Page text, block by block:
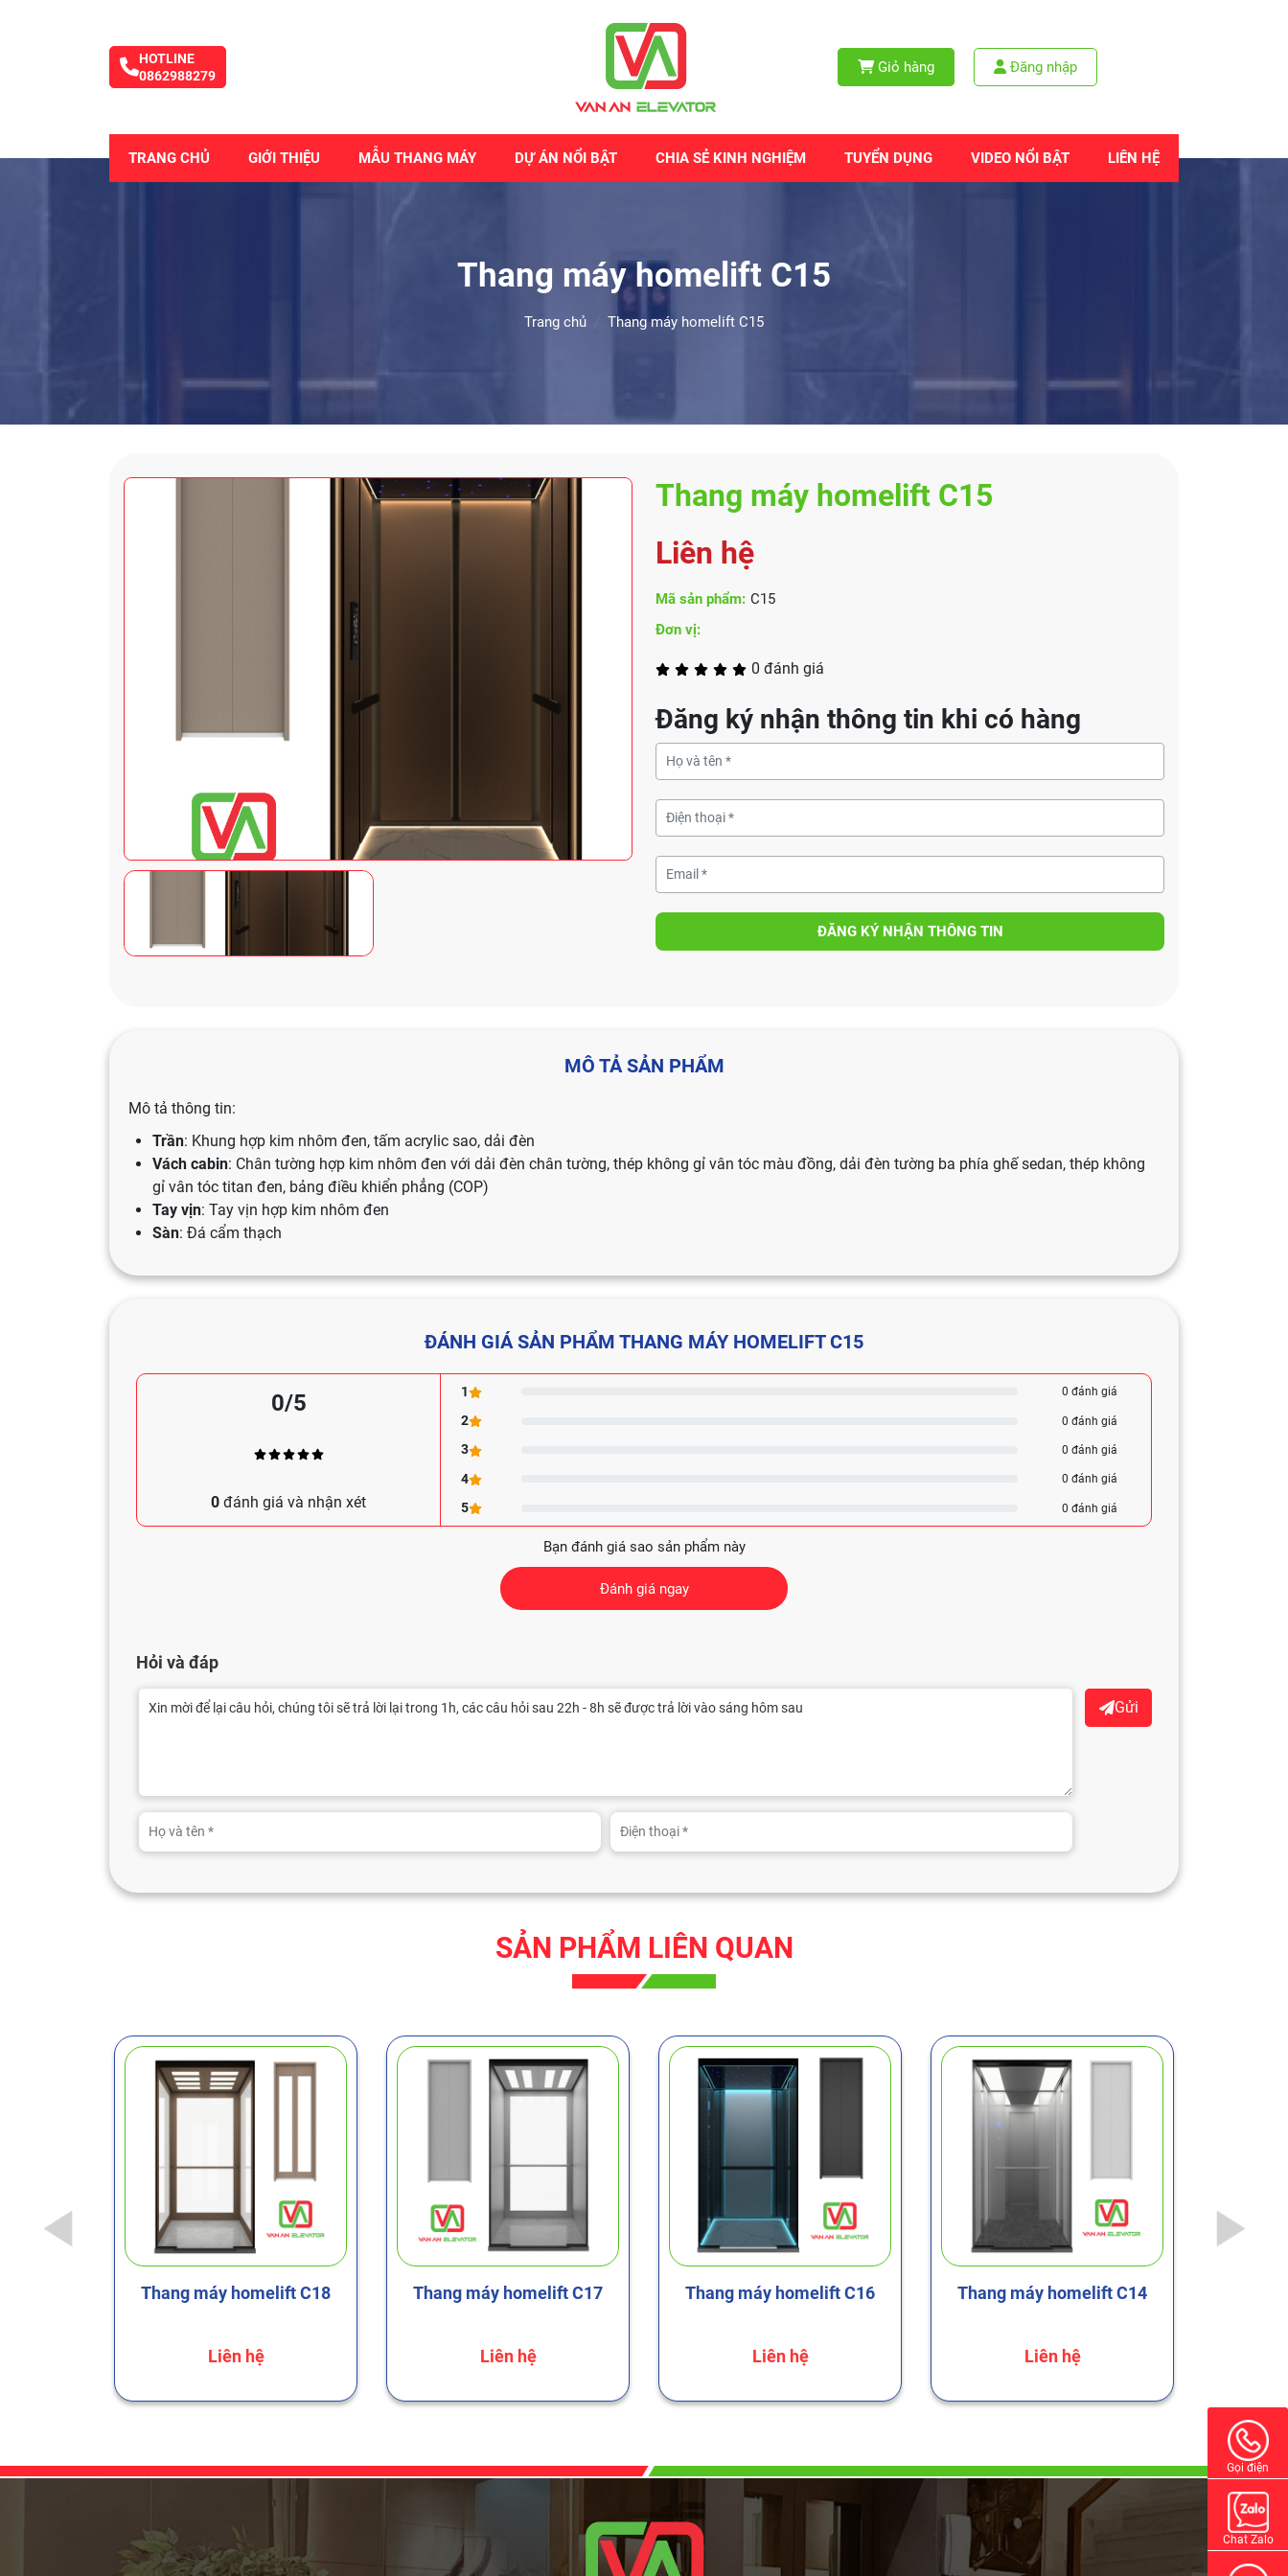
HOTLINE
0862988279
Giỏ hàng Đăng nhập
TRANG CHỦ GIỚI THIỆU MẪU THANG MÁY DỰ ÁN NỔI BẬT CHIA SẺ KINH NGHIỆM TUYỂN DỤNG VIDEO NỔI BẬT LIÊN HỆ
Thang máy homelift C15
Trang chủ Thang máy homelift C15
Thang máy homelift C15
Liên hệ
Mã sản phẩm: C15
Đơn vị:
0 đánh giá
Đăng ký nhận thông tin khi có hàng
ĐĂNG KÝ NHẬN THÔNG TIN
MÔ TẢ SẢN PHẨM
Mô tả thông tin:
Trần: Khung hợp kim nhôm đen, tấm acrylic sao, dải đèn
Vách cabin: Chân tường hợp kim nhôm đen với dải đèn chân tường, thép không gỉ vân tóc màu đồng, dải đèn tường ba phía ghế sedan, thép không
gỉ vân tóc titan đen, bảng điều khiển phẳng (COP)
Tay vịn: Tay vịn hợp kim nhôm đen
Sàn: Đá cẩm thạch
ĐÁNH GIÁ SẢN PHẨM THANG MÁY HOMELIFT C15
0/5
0 đánh giá và nhận xét
1 0 đánh giá
2 0 đánh giá
3 0 đánh giá
4 0 đánh giá
5 0 đánh giá
Bạn đánh giá sao sản phẩm này
Đánh giá ngay
Hỏi và đáp
Gửi
SẢN PHẨM LIÊN QUAN
Thang máy homelift C18
Liên hệ
Thang máy homelift C17
Liên hệ
Thang máy homelift C16
Liên hệ
Thang máy homelift C14
Liên hệ
Gọi điện
Chat Zalo